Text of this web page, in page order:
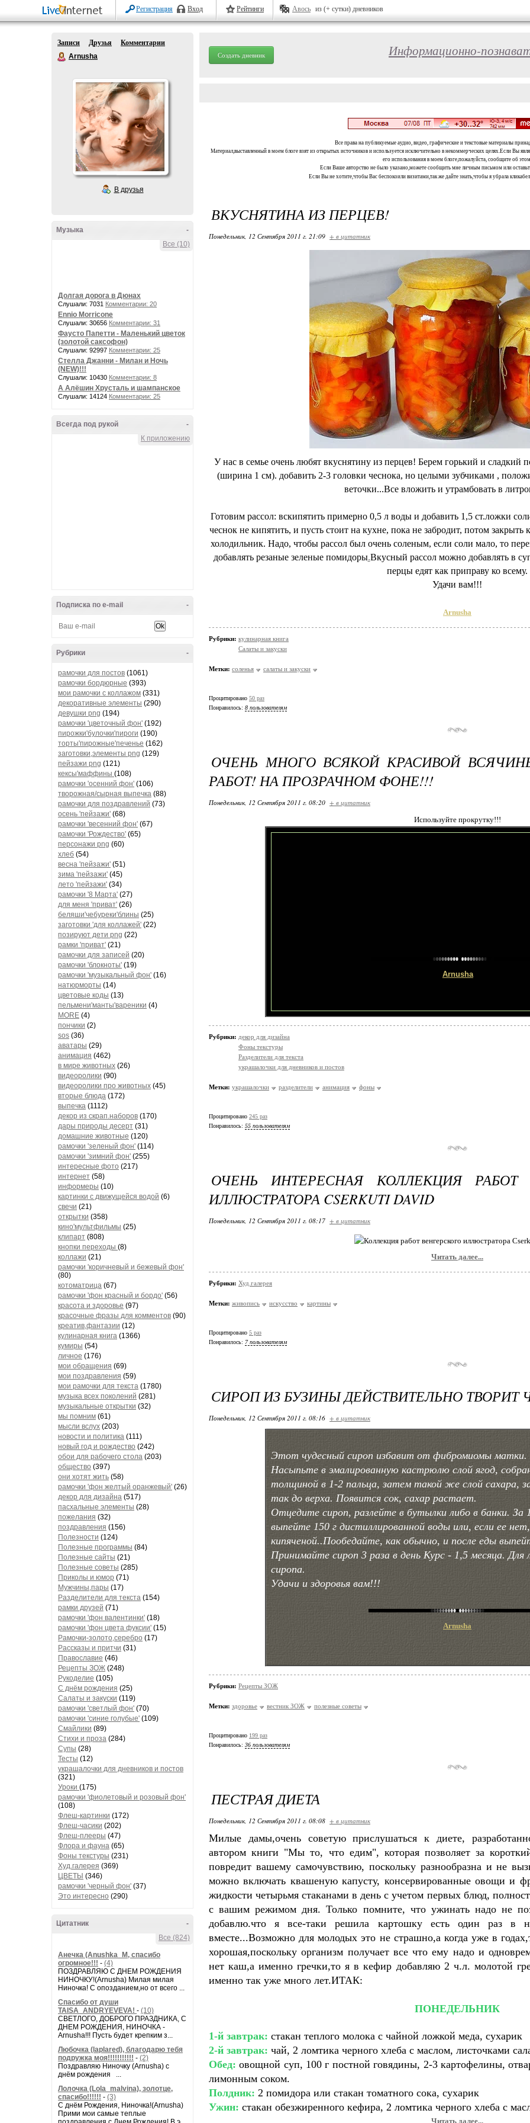
Регистрация Вход Рейтинги Авось из (+ сутки) дневников
Записи Друзья
Комментарии
Arnusha
В друзья
-
Музыка
Все (10)
Долгая дорога в Дюнах
Слушали: 7031 Комментарии: 20
Ennio Morricone
Слушали: 30656 Комментарии: 31
Фаусто Папетти - Маленький цветок
(золотой саксофон)
Слушали: 92997 Комментарии: 25
Стелла Джанни - Милан и Ночь
(NEW)!!!
Слушали: 10430 Комментарии: 8
А Алёшин Хрусталь и шампанское
Слушали: 14124 Комментарии: 25
-
Всегда под рукой
К приложению
-
Подписка по e-mail
-
Рубрики
рамочки для постов (1061)
рамочки бордюрные (393)
мои рамочки с коллажом (331)
декоративные элементы (290)
девушки png (194)
рамочки 'цветочный фон' (192)
пирожки'булочки'пироги (190)
торты'пирожные'печенье (162)
заготовки,элементы png (129)
пейзажи png (121)
кексы'маффины (108)
рамочки 'осенний фон' (106)
творожная/сырная выпечка (88)
рамочки для поздравлений (73)
осень 'пейзажи' (68)
рамочки 'весенний фон' (67)
рамочки 'Рождество' (65)
персонажи png (60)
хлеб (54)
весна 'пейзажи' (51)
зима 'пейзажи' (45)
лето 'пейзажи' (34)
рамочки '8 Марта' (27)
для меня 'приват' (26)
беляши'чебуреки'блины (25)
заготовки 'для коллажей' (22)
позируют дети png (22)
рамки 'приват' (21)
рамочки для записей (20)
рамочки 'блокноты' (19)
рамочки 'музыкальный фон' (16)
натюрморты (14)
цветовые коды (13)
пельмени'манты'вареники (4)
MORE (4)
пончики (2)
sos (36)
аватары (29)
анимация (462)
в мире животных (26)
видеоролики (90)
видеоролики про животных (45)
вторые блюда (172)
выпечка (1112)
декор из скрап.наборов (170)
дары природы десерт (31)
домашние животные (120)
рамочки 'зеленый фон' (114)
рамочки 'зимний фон' (255)
интересные фото (217)
интернет (58)
информеры (10)
картинки с движущейся водой (6)
свечи (21)
открытки (358)
кино'мультфильмы (25)
клипарт (808)
кнопки переходы (8)
коллажи (21)
рамочки 'коричневый и бежевый фон'
(80)
котоматрица (67)
рамочки 'фон красный и бордо' (56)
красота и здоровье (97)
красочные фразы для комментов (90)
креатив,фантазии (12)
кулинарная книга (1366)
кумиры (54)
личное (176)
мои обращения (69)
мои поздравления (59)
мои рамочки для текста (1780)
музыка всех поколений (281)
музыкальные открытки (32)
мы помним (61)
мысли вслух (203)
новости и политика (111)
новый год и рождество (242)
обои для рабочего стола (203)
общество (397)
они хотят жить (58)
рамочки 'фон желтый оранжевый' (26)
декор для дизайна (517)
пасхальные элементы (28)
пожелания (32)
поздравления (156)
Полезности (124)
Полезные программы (84)
Полезные сайты (21)
Полезные советы (285)
Приколы и юмор (71)
Мужчины,пары (17)
Разделители для текста (154)
рамки друзей (71)
рамочки 'фон валентинки' (18)
рамочки 'фон цвета фуксии' (15)
Рамочки-золото,серебро (17)
Рассказы и притчи (31)
Православие (46)
Рецепты ЗОЖ (248)
Рукоделие (105)
С днём рождения (25)
Салаты и закуски (119)
рамочки 'светлый фон' (70)
рамочки 'синие голубые' (109)
Смайлики (89)
Стихи и проза (284)
Супы (28)
Тесты (12)
украшалочки для дневников и постов
(321)
Уроки (175)
рамочки 'фиолетовый и розовый фон'
(108)
Флеш-картинки (172)
Флеш-часики (202)
Флеш-плееры (47)
Флора и фауна (65)
Фоны текстуры (231)
Худ.галерея (369)
ЦВЕТЫ (346)
рамочки 'черный фон' (37)
Это интересно (290)
-
Цитатник
Все (824)
Анечка (Anushka_M, спасибо
огромное!!! - (4)
ПОЗДРАВЛЯЮ С ДНЕМ РОЖДЕНИЯ
НИНОЧКУ!(Arnusha) Милая милая
Ниночка! С опозданием,но от всего ...
Спасибо от души
TAISA_ANDRYEVEVA! - (10)
СВЕТЛОГО, ДОБРОГО ПРАЗДНИКА, С
ДНЕМ РОЖДЕНИЯ, НИНОЧКА -
Arnusha!!! Пусть будет крепким з...
Любочка (laplared), благодарю тебя
подружка моя!!!!!!!!!!! - (2)
Поздравляю Ниночку (Arnusha) с
днём рождения ...
Лолочка (Lola_malvina), золотце,
спасибо!!!!!! - (3)
С днём Рождения, Ниночка!(Аrnusha)
Прими мои самые теплые
Создать дневник Информационно-
Все права на публикуемые аудио, видео, графические и текстовые материалы
Материал,выставленный в моем блоге взят из открытых источников и используется исключительно в некоммерческих целях.Если Вы
его использования в моем блоге,пожалуйста, сообщите об
Если Ваше авторство не было указано,можете сообщить мне личным письмом или
Если Вы не хотите,чтобы Вас беспокоили визитами,так же дайте знать,чтобы я убрала
ВКУСНЯТИНА ИЗ ПЕРЦЕВ!
Понедельник, 12 Сентября 2011 г. 21:09 + в цитатник
У нас в семье очень любят вкуснятину из перцев! Берем горький и сладкий
(ширина 1 см). добавить 2-3 головки чеснока, но целыми зубчиками ,
веточки...Все вложить и утрамбовать в
Готовим рассол: вскипятить примерно 0,5 л воды и добавить 1,5 ст.ложки
чеснок не кипятить, и пусть стоит на кухне, пока не забродит, потом
холодильник. Надо, чтобы рассол был очень соленым, если соли мало, то
добавлять резаные зеленые помидоры.Вкусный рассол можно добавлять в
перцы едят как приправу ко всему.
Удачи вам!!!
Arnusha
Рубрики: кулинарная книга
Салаты и закуски
Метки: соленья салаты и закуски
Процитировано 50 раз
Понравилось: 8 пользователям
ОЧЕНЬ МНОГО ВСЯКОЙ КРАСИВОЙ
РАБОТ! НА ПРОЗРАЧНОМ ФОНЕ!!!
Понедельник, 12 Сентября 2011 г. 08:20 + в цитатник
Используйте прокрутку!!!
Arnusha
Рубрики: декор для дизайна
Фоны текстуры
Разделители для текста
украшалочки для дневников и постов
Метки: украшалочки разделители анимация фоны
Процитировано 245 раз
Понравилось: 55 пользователям
ОЧЕНЬ ИНТЕРЕСНАЯ КОЛЛЕКЦИЯ РАБОТ
ИЛЛЮСТРАТОРА CSERKUTI DAVID
Понедельник, 12 Сентября 2011 г. 08:17 + в цитатник
Читать далее...
Рубрики: Худ.галерея
Метки: живопись искусство картины
Процитировано 5 раз
Понравилось: 7 пользователям
СИРОП ИЗ БУЗИНЫ ДЕЙСТВИТЕЛЬНО ТВОРИТ
Понедельник, 12 Сентября 2011 г. 08:16 + в цитатник
Этот чудесный сироп избавит от фибромиомы матки.
Насыпьте в эмалированную кастрюлю слой ягод,
толщиной в 1-2 пальца, затем такой же слой сахара,
так до верха. Появится сок, сахар растает.
Отцедите сироп, разлейте в бутылки либо в банки. За
выпейте 150 г дистиллированной воды или, если ее
кипяченой..Пообедайте, как обычно, и после еды
Принимайте сироп 3 раза в день.Курс - 1,5 месяца. Для
сиропа.
Удачи и здоровья вам!!!
Arnusha
Рубрики: Рецепты ЗОЖ
Метки: здоровье вестник ЗОЖ полезные советы
Процитировано 199 раз
Понравилось: 36 пользователям
ПЕСТРАЯ ДИЕТА
Понедельник, 12 Сентября 2011 г. 08:08 + в цитатник
Милые дамы,очень советую прислушаться к диете,
автором книги "Мы то, что едим", которая позволяет за
повредит вашему самочувствию, поскольку разнообразна и не
можно включать квашеную капусту, консервированные овощи и
жидкости четырьмя стаканами в день с учетом первых блюд,
с вашим режимом дня. Только помните, что ужинать надо не
добавлю.что я все-таки решила картошку есть один раз в
вместе...Возможно для молодых это не страшно,а когда уже в
хорошая,поскольку организм получает все что ему надо и
нет каш,а именно гречки,то я в кефир добавляю 2 ч.л. молотой
именно так уже много лет.ИТАК:
ПОНЕДЕЛЬНИК
1-й завтрак: стакан теплого молока с чайной ложкой меда, сухарик
2-й завтрак: чай, 2 ломтика черного хлеба с маслом, листочками
Обед: овощной суп, 100 г постной говядины, 2-3 картофелины,
лимонным соком.
Полдник: 2 помидора или стакан томатного сока, сухарик
Ужин: стакан обезжиренного кефира, 2 ломтика черного хлеба с
Читать далее...